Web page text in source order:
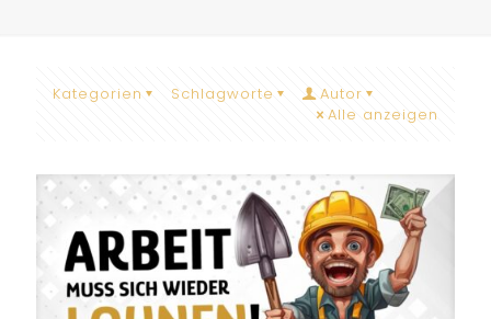
Kategorien Schlagworte
Autor
Alle anzeigen